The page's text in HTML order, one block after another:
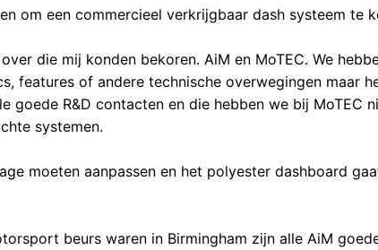
om een commercieel verkrijgbaar dash systeem te
die mij konden bekoren. AiM en MoTEC. We
features of andere technische overwegingen maar
goede R&D contacten en die hebben we bij MoTEC
systemen.
moeten aanpassen en het polyester dashboard
beurs waren in Birmingham zijn alle AiM